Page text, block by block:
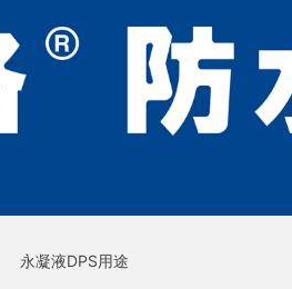
永凝液DPS用途